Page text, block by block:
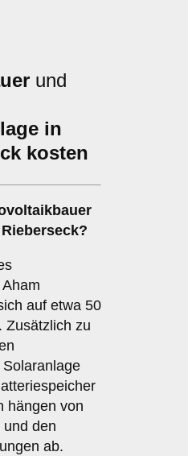
und
in
kosten
auf etwa 50
Zusätzlich zu
hängen von
den
ab.